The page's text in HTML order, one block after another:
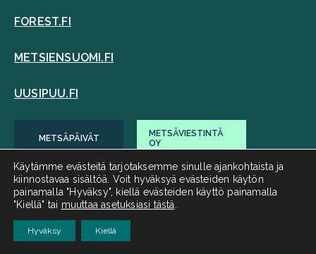
FOREST.FI
METSIENSUOMI.FI
UUSIPUU.FI
METSÄPÄIVÄT
METSÄVIESTINTÄ
OY
SEURAA MEITÄ
Suomen Metsäyhdistys
Käytämme evästeitä tarjotaksemme sinulle ajankohtaista ja
kiinnostavaa sisältöä. Voit hyväksyä evästeiden käytön
painamalla "Hyväksy", kiellä evästeiden käyttö painamalla
"Kiellä" tai muuttaa asetuksiasi tästä
Hyväksy Kiellä